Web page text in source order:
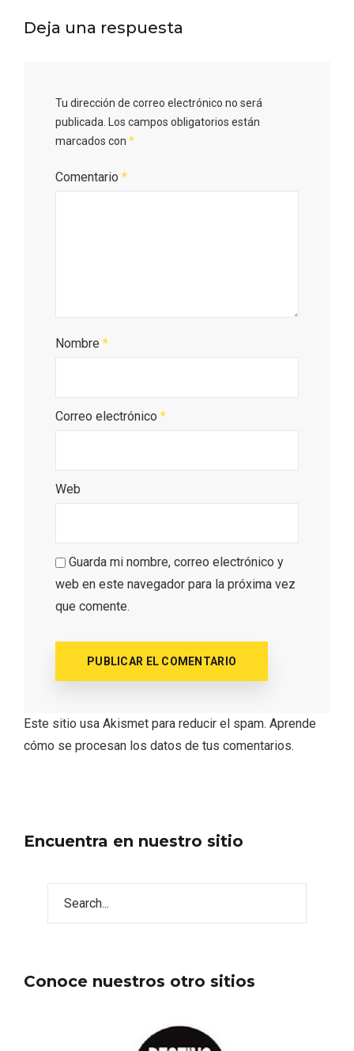
Deja una respuesta
Tu dirección de correo electrónico no será
publicada.
Los campos obligatorios están
marcados con *
Comentario *
Nombre *
Correo electrónico *
Web
Guarda mi nombre, correo electrónico y
web en este navegador para la próxima vez
que comente.
Este sitio usa Akismet para reducir el spam. Aprende
cómo se procesan los datos de tus comentarios.
Encuentra en nuestro sitio
Conoce nuestros otro sitios
Los Pueblos más bonitos de España, en
Castilla y León
Concierto de Navidad en Moradillo de